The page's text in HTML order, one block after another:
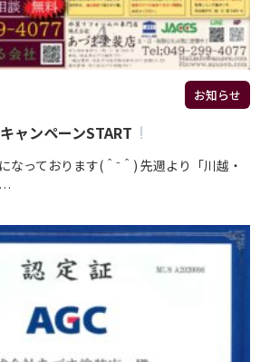
お知らせ
ャンペーンSTART
なっております(＾⁻＾) 先週より「川越・